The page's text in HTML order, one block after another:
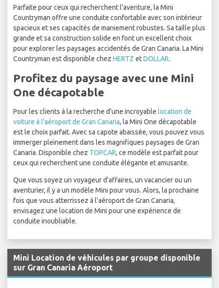
Parfaite pour ceux qui recherchent l'aventure, la Mini
Countryman offre une conduite confortable avec son intérieur
spacieux et ses capacités de maniement robustes. Sa taille plus
grande et sa construction solide en font un excellent choix
pour explorer les paysages accidentés de Gran Canaria. La Mini
Countryman est disponible chez HERTZ etDOLLAR.
Profitez du paysage avec une Mini
One décapotable
Pour les clients à la recherche d'une incroyable location de
voiture à l'aéroport de Gran Canaria, la Mini One décapotable
est le choix parfait. Avec sa capote abaissée, vous pouvez vous
immerger pleinement dans les magnifiques paysages de Gran
Canaria. Disponible chez TOPCAR, ce modèle est parfait pour
ceux qui recherchent une conduite élégante et amusante.
Que vous soyez un voyageur d'affaires, un vacancier ou un
aventurier, il y a un modèle Mini pour vous. Alors, la prochaine
fois que vous atterrissez à l'aéroport de Gran Canaria,
envisagez une location de Mini pour une expérience de
conduite inoubliable.
Mini Location de véhicules par groupe disponible
sur Gran Canaria Aéroport